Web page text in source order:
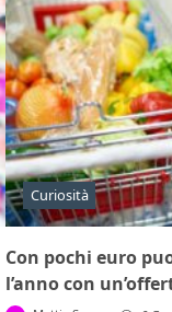
Curiosità
Con pochi euro
l’anno con